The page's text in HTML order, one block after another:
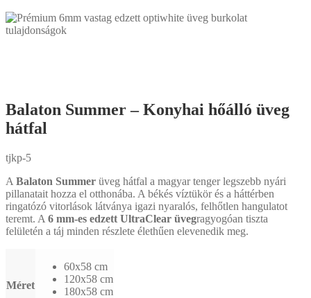
Balaton Summer – Konyhai hőálló üveg
hátfal
tjkp-5
A Balaton Summer üveg hátfal a magyar tenger legszebb nyári
pillanatait hozza el otthonába. A békés víztükör és a háttérben
ringatózó vitorlások látványa igazi nyaralós, felhőtlen hangulatot
teremt. A 6 mm-es edzett UltraClear üvegragyogóan tiszta
felületén a táj minden részlete élethűen elevenedik meg.
Méret
60x58 cm
120x58 cm
180x58 cm